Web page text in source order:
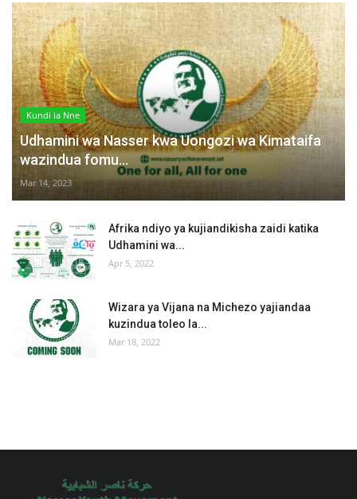
Kundi la Nne
Udhamini wa Nasser kwa Uongozi wa Kimataifa
wazindua fomu...
Mar 14, 2023
Afrika ndiyo ya kujiandikisha zaidi katika
Udhamini wa...
Apr 5, 2022
Wizara ya Vijana na Michezo yajiandaa
kuzindua toleo la...
Mar 18, 2022